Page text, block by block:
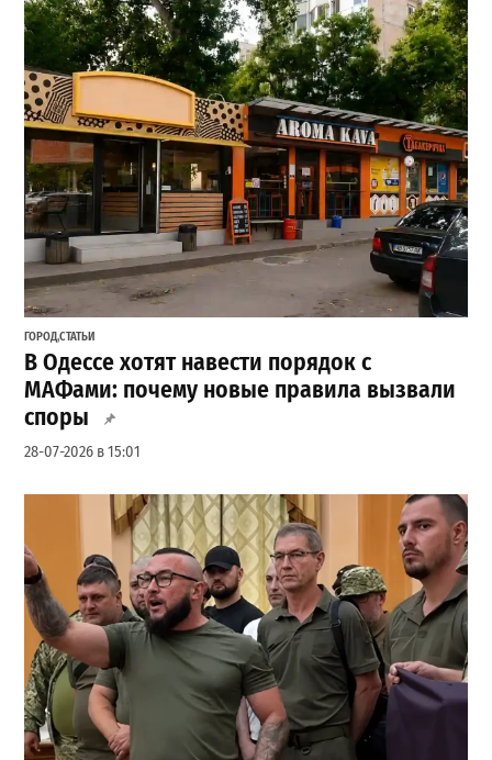
ГОРОД,СТАТЬИ
В Одессе хотят навести порядок с
МАФами: почему новые правила вызвали
споры
28-07-2026 в 15:01